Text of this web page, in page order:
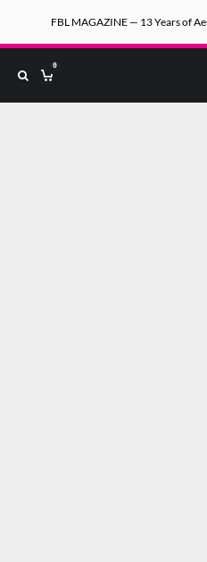
FBL MAGAZINE — 13 Years of
0